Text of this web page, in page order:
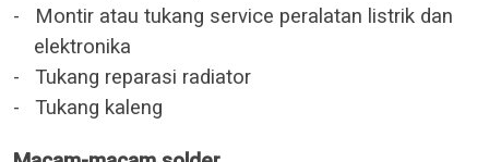
-
Montir atau tukang service peralatan listrik dan
elektronika
-
Tukang reparasi radiator
-
Tukang kaleng